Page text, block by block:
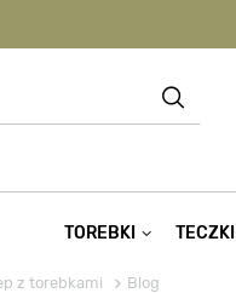
TOREBKI TECZKI
z torebkami Blog